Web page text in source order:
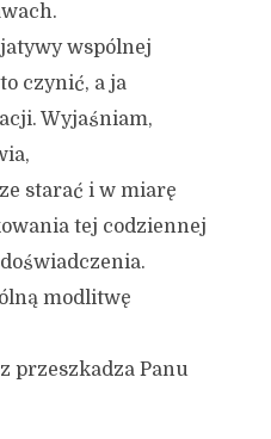
wspólnej
czynić, a ja
Wyjaśniam,
starać i w miarę
tej codziennej
modlitwę
przeszkadza Panu